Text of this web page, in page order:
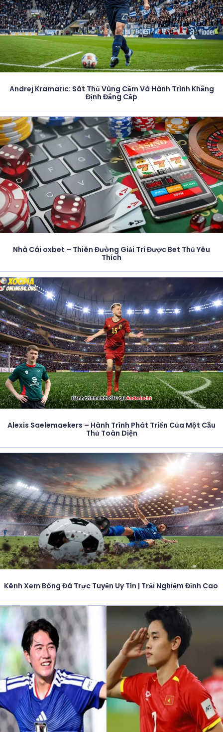
Andrej Kramaric: Sát Thủ Vùng Cấm Và Hành Trình Khẳng
Định Đẳng Cấp
Nhà Cái oxbet – Thiên Đường Giải Trí Được Bet Thủ Yêu
Thích
Alexis Saelemaekers – Hành Trình Phát Triển Của Một Cầu
Thủ Toàn Diện
Kênh Xem Bóng Đá Trực Tuyến Uy Tín | Trải Nghiệm Đỉnh Cao